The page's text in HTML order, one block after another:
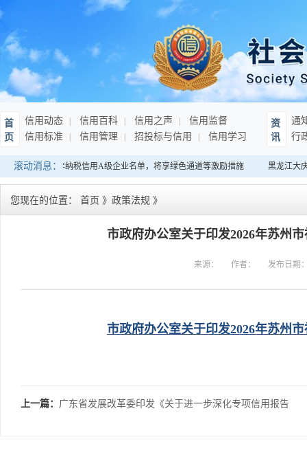
首
页
信用动态 信用百科 信用之声
信用监督
信用标准
信用管理 招投标与信用 信用学习
资
讯
通
行
滚动消息：
发布连续10年纳税信用A级企业名单，将享绿色通道等激励措施 黑龙江大
您现在的位置： 首页 》 政策法规 》
市政府办公室关于印发2026年苏州
来源： 作者： 发布日期
市政府办公室关于印发2026年苏州
上一篇： 广东省发展改革委印发《关于进一步深化专项信用报告